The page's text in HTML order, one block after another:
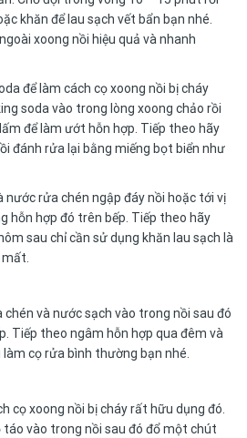
khăn để lau sạch vết bẩn bạn nhé.
xoong nồi hiệu quả và nhanh
để làm cách cọ xoong nồi bị cháy
soda vào trong lòng xoong chảo rồi
để làm ướt hỗn hợp. Tiếp theo hãy
đánh rửa lại bằng miếng bọt biển như
nước rửa chén ngập đáy nồi hoặc tới vị
hỗn hợp đó trên bếp. Tiếp theo hãy
sau chỉ cần sử dụng khăn lau sạch là
và nước sạch vào trong nồi sau đó
Tiếp theo ngâm hỗn hợp qua đêm và
cọ rửa bình thường bạn nhé.
cọ xoong nồi bị cháyrất hữu dụng đó.
táo vào trong nồi sau đó đổ một chút